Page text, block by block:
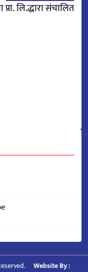
लि.द्धारा संचालित
Website By :